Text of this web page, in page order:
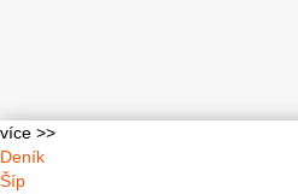
více >>
Deník
Šíp